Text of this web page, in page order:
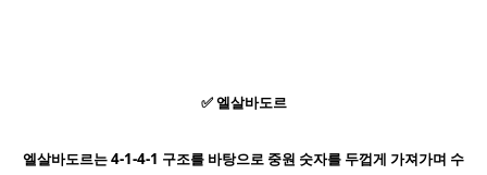
✅ 엘살바도르
엘살바도르는 4-1-4-1 구조를 바탕으로 중원 숫자를 두껍게 가져가며 수